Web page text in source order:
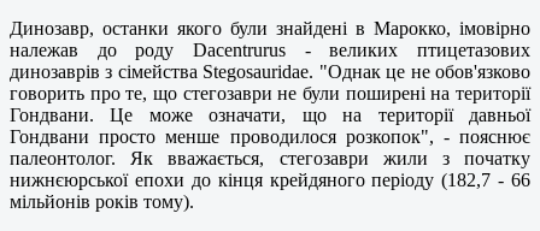
Динозавр, останки якого були знайдені в Марокко, імовірно
належав до роду Dacentrurus - великих птицетазових
динозаврів з сімейства Stegosauridae. "Однак це не обов'язково
говорить про те, що стегозаври не були поширені на території
Гондвани. Це може означати, що на території давньої
Гондвани просто менше проводилося розкопок", - пояснює
палеонтолог. Як вважається, стегозаври жили з початку
нижнєюрської епохи до кінця крейдяного періоду (182,7 - 66
мільйонів років тому).